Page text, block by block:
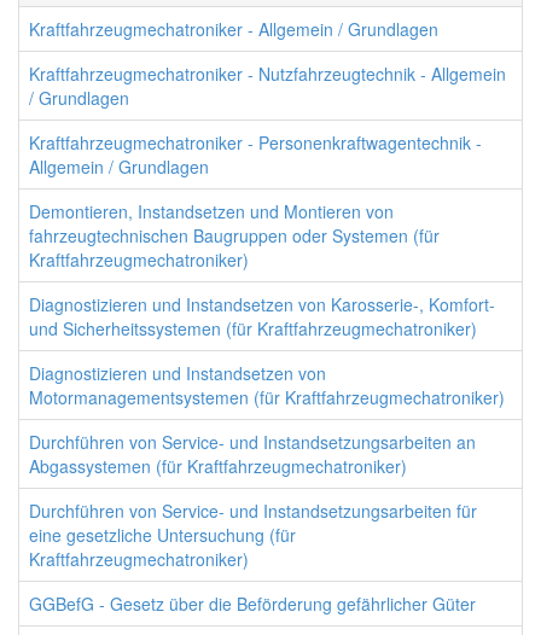
Kraftfahrzeugmechatroniker - Allgemein / Grundlagen
Kraftfahrzeugmechatroniker - Nutzfahrzeugtechnik - Allgemein
/ Grundlagen
Kraftfahrzeugmechatroniker - Personenkraftwagentechnik -
Allgemein / Grundlagen
Demontieren, Instandsetzen und Montieren von
fahrzeugtechnischen Baugruppen oder Systemen (für
Kraftfahrzeugmechatroniker)
Diagnostizieren und Instandsetzen von Karosserie-, Komfort-
und Sicherheitssystemen (für Kraftfahrzeugmechatroniker)
Diagnostizieren und Instandsetzen von
Motormanagementsystemen (für Kraftfahrzeugmechatroniker)
Durchführen von Service- und Instandsetzungsarbeiten an
Abgassystemen (für Kraftfahrzeugmechatroniker)
Durchführen von Service- und Instandsetzungsarbeiten für
eine gesetzliche Untersuchung (für
Kraftfahrzeugmechatroniker)
GGBefG - Gesetz über die Beförderung gefährlicher Güter